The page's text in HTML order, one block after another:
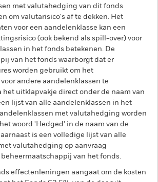
met valutahedging van dit fonds
om valutarisico's af te dekken. Het
voor een aandelenklasse kan een
(ook bekend als spill-over) voor
in het fonds betekenen. De
van het fonds waarborgt dat er
worden gebruikt om het
andere aandelenklassen te
het uitklapvakje direct onder de naam van
lijst van alle aandelenklassen in het
met valutahedging worden
woord 'Hedged' in de naam van de
is een volledige lijst van alle
valutahedging op aanvraag
van het fonds.
effectenleningen aangaat om de kosten